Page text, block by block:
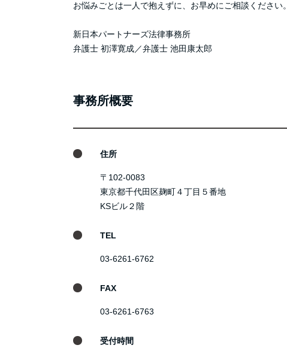
お悩みごとは一人で抱えずに、お早めにご相談ください。
新日本パートナーズ法律事務所
弁護士 初澤寛成／弁護士 池田康太郎
事務所概要
住所
〒102-0083
東京都千代田区麹町４丁目５番地
KSビル２階
TEL
03-6261-6762
FAX
03-6261-6763
受付時間